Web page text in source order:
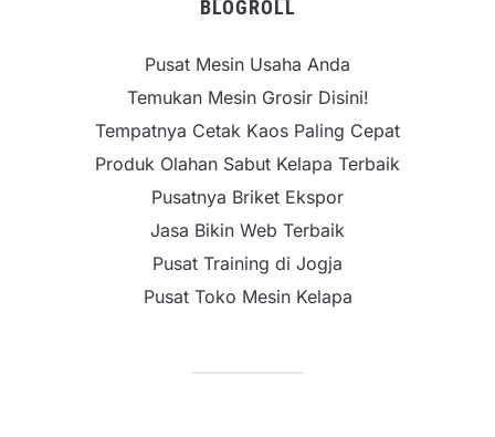
BLOGROLL
Pusat Mesin Usaha Anda
Temukan Mesin Grosir Disini!
Tempatnya Cetak Kaos Paling Cepat
Produk Olahan Sabut Kelapa Terbaik
Pusatnya Briket Ekspor
Jasa Bikin Web Terbaik
Pusat Training di Jogja
Pusat Toko Mesin Kelapa